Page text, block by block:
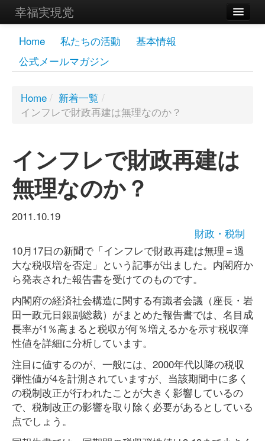
幸福実現党
メンバーズページ
党員
お問い合わせ
Home 私たちの活動
基本情報
公式メールマガジン
Home / 新着一覧 /
インフレで財政再建は無理なのか？
インフレで財政再建は
無理なのか？
2011.10.19
財政・税制
10月17日の新聞で「インフレで財政再建は無理＝過
大な税収増を否定」という記事が出ました。内閣府か
ら発表された報告書を受けてのものです。
内閣府の経済社会構造に関する有識者会議（座長・岩
田一政元日銀副総裁）がまとめた報告書では、名目成
長率が1％高まると税収が何％増えるかを示す税収弾
性値を詳細に分析しています。
注目に値するのが、一般には、2000年代以降の税収
弾性値が4を計測されていますが、当該期間中に多く
の税制改正が行われたことが大きく影響しているの
で、税制改正の影響を取り除く必要があるとしている
点でしょう。